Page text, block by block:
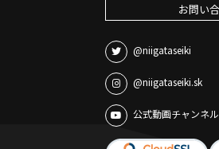
お問い
@niigataseiki
@niigataseiki.sk
公式動画チャンネル